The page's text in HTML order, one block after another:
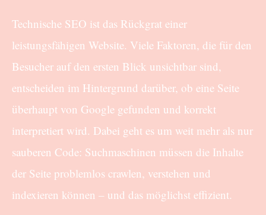
Technische SEO ist das Rückgrat einer
leistungsfähigen Website. Viele Faktoren, die für den
Besucher auf den ersten Blick unsichtbar sind,
entscheiden im Hintergrund darüber, ob eine Seite
überhaupt von Google gefunden und korrekt
interpretiert wird. Dabei geht es um weit mehr als nur
sauberen Code: Suchmaschinen müssen die Inhalte
der Seite problemlos crawlen, verstehen und
indexieren können – und das möglichst effizient.